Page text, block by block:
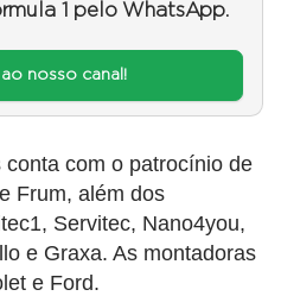
1 pelo WhatsApp.
nosso canal!
com o patrocínio de
Frum, além dos
Servitec, Nano4you,
e Graxa. As montadoras
e Ford.